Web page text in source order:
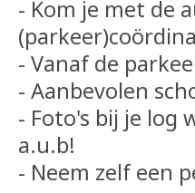
- Kom je met de
- Vanaf de
- Aanbevolen
- Foto's bij je log
a.u.b!
- Neem zelf een